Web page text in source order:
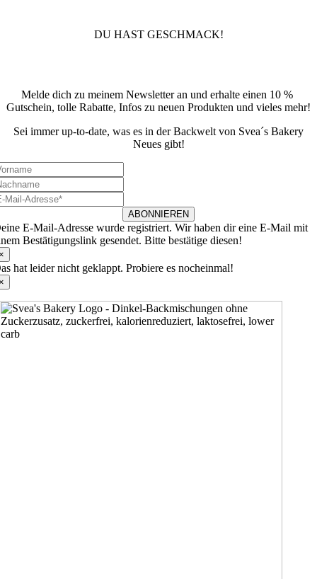
DU HAST GESCHMACK!
Melde dich zu meinem Newsletter an und erhalte einen 10 %
Gutschein, tolle Rabatte, Infos zu neuen Produkten und vieles mehr!
Sei immer up-to-date, was es in der Backwelt von Svea´s Bakery
Neues gibt!
ABONNIEREN
E-Mail-Adresse wurde registriert. Wir haben dir eine E-Mail mit
Bestätigungslink gesendet. Bitte bestätige diesen!
hat leider nicht geklappt. Probiere es nocheinmal!